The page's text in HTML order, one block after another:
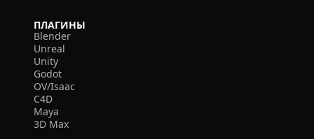
ПЛАГИНЫ
Blender
Unreal
Unity
Godot
OV/Isaac
C4D
Maya
3D Max